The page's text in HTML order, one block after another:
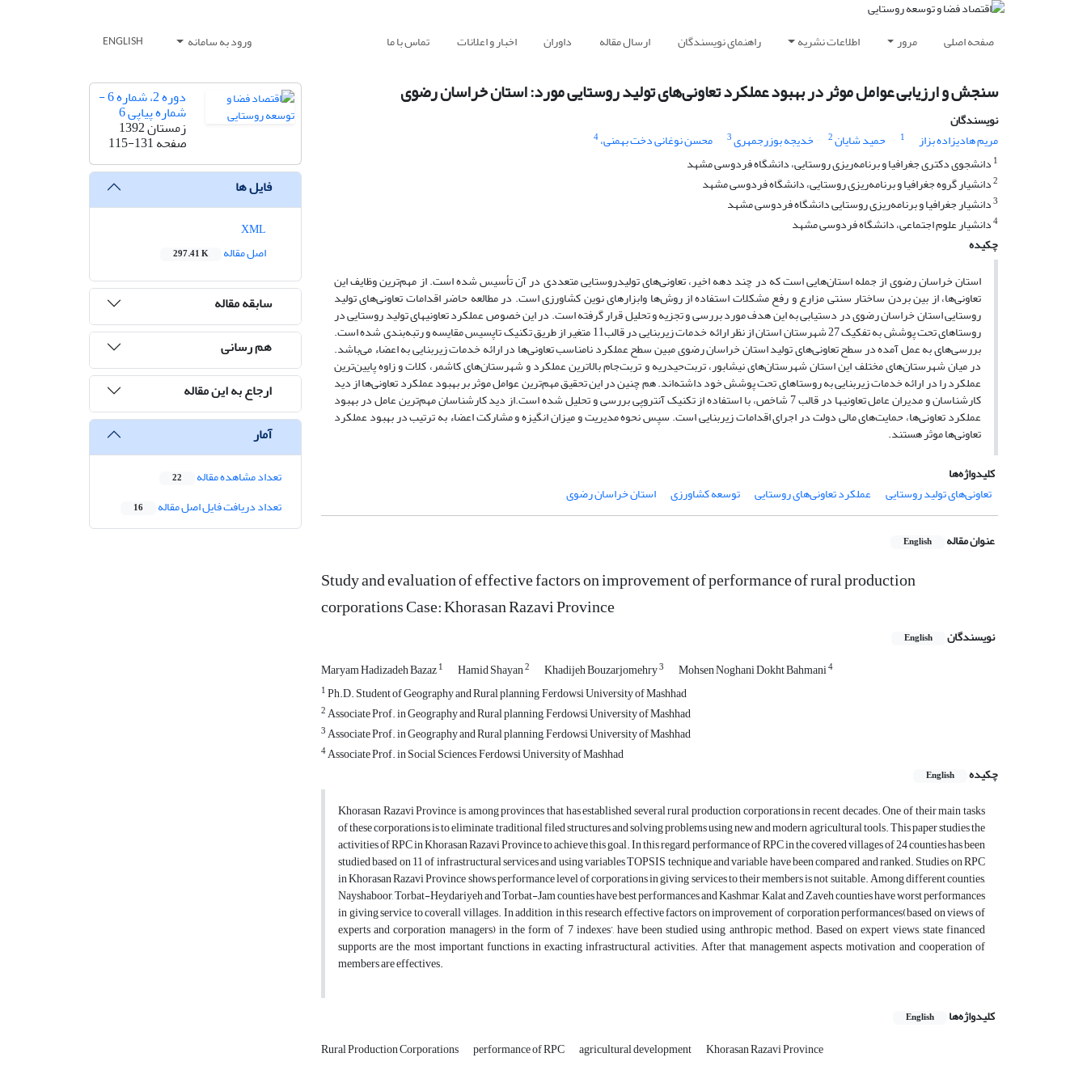
صفحه اصلی مرور اطلاعات نشریه راهنمای نویسندگان ارسال مقاله داوران اخبار و اعلانات تماس با ما ورود به سامانه ENGLISH
سنجش و ارزیابی عوامل موثر در بهبود عملکرد تعاونی‌های تولید روستایی مورد: استان خراسان رضوی
نویسندگان
مریم هادیزاده بزاز
1 حمید شایان2 خدیجه بوزرجمهری3 محسن نوغانی دخت بهمنی،4
1 دانشجوی دکتری جغرافیا و برنامه‌ریزی روستایی، دانشگاه فردوسی مشهد
2دانشیار گروه جغرافیا و برنامه‌ریزی روستایی، دانشگاه فردوسی مشهد
3دانشیار جغرافیا و برنامه‌ریزی روستایی دانشگاه فردوسی مشهد
4دانشیار علوم اجتماعی، دانشگاه فردوسی مشهد
چکیده
استان خراسان رضوی از جمله استان‌هایی است که در چند دهه اخیر، تعاونی‌های تولیدروستایی متعددی در آن تأسیس شده است. از مهم‌ترین وظایف این
تعاونی‌ها، از بین بردن ساختار سنتی مزارع و رفع مشکلات استفاده از روش‌ها وابزارهای نوین کشاورزی است. در مطالعه حاضر اقدامات تعاونی‌های تولید
روستایی استان خراسان رضوی در دستیابی به این هدف مورد بررسی و تجزیه و تحلیل قرار گرفته است. در این خصوص عملکرد تعاونی­های تولید روستایی در
روستاهای تحت پوشش به تفکیک 27 شهرستان استان از نظر ارائه خدمات زیربنایی در قالب11 متغیر از طریق تکنیک تاپسیس مقایسه و رتبه‌بندی شده است.
بررسی‌های به عمل آمده در سطح تعاونی‌های تولید استان خراسان رضوی مبین سطح عملکرد نامناسب تعاونی‌ها در ارائه خدمات زیربنایی به اعضاء می‌باشد.
در میان شهرستان‌های مختلف این استان شهرستان‌های نیشابور، تربت‌حیدریه و تربت‌جام بالاترین عملکرد و شهرستان‌های کاشمر، کلات و زاوه پایین‌ترین
عملکرد را در ارائه خدمات زیربنایی به روستاهای تحت پوشش خود داشته‌اند. هم چنین در این تحقیق مهم‌ترین عوامل موثر بر بهبود عملکرد تعاونی‌ها از دید
کارشناسان و مدیران عامل تعاونی­ها در قالب 7 شاخص، با استفاده از تکنیک آنتروپی بررسی و تحلیل شده است.از دید کارشناسان مهم‌ترین عامل در بهبود
عملکرد تعاونی‌ها، حمایت‌های مالی دولت در اجرای اقدامات زیربنایی است. سپس نحوه مدیریت و میزان انگیزه و مشارکت اعضاء به ترتیب در بهبود عملکرد
تعاونی‌ها موثر هستند.
کلیدواژه‌ها
تعاونی‌های تولید روستایی
عملکرد تعاونی‌های روستایی توسعه کشاورزی استان خراسان رضوی
عنوان مقاله English
Study and evaluation of effective factors on improvement of performance of rural production
corporations Case: Khorasan Razavi Province
نویسندگان English
Maryam Hadizadeh Bazaz1 Hamid Shayan2 Khadijeh Bouzarjomehry3 Mohsen Noghani Dokht Bahmani4
1Ph.D. Student of Geography and Rural planning, Ferdowsi University of Mashhad
2Associate Prof. in Geography and Rural planning, Ferdowsi University of Mashhad
3Associate Prof. in Geography and Rural planning, Ferdowsi University of Mashhad
4Associate Prof. in Social Sciences, Ferdowsi University of Mashhad
چکیده
English
Khorasan Razavi Province is among provinces that has established several rural production corporations in recent decades. One of their main tasks
ofthese corporations is to eliminate traditional filed structures and solving problems using new and modern agricultural tools. This paper studies the
activities of RPC in Khorasan Razavi Province to achieve this goal. In this regard, performance of RPC in the covered villages of 24 counties has been
studied based on 11 of infrastructural services and using variables TOPSIS technique and variable have been compared and ranked. Studies on RPC
in Khorasan Razavi Province shows performance level of corporations in giving services to their members is not suitable. Among different counties,
Nayshaboor, Torbat-Heydariyeh and Torbat-Jam counties have best performances and Kashmar, Kalat and Zaveh counties have worst performances
in giving service to coverall villages. In addition, in this research effective factors on improvement of corporation performances(based on views of
experts and corporation managers) in the form of 7 indexes’, have been studied using anthropic method. Based on expert views, state financed
supports are the most important functions in exacting infrastructural activities. After that, management aspects, motivation and cooperation of
members are effectives.
کلیدواژه‌ها English
Rural Production Corporations performance of RPC agricultural development Khorasan Razavi Province
دوره 2، شماره 6 -
شماره پیاپی 6
زمستان 1392
صفحه115-131
فایل ها
اصل مقاله
297.41 K
سابقه مقاله
هم رسانی
ارجاع به این مقاله
آمار
تعداد مشاهده مقاله 22
تعداد دریافت فایل اصل مقاله 16